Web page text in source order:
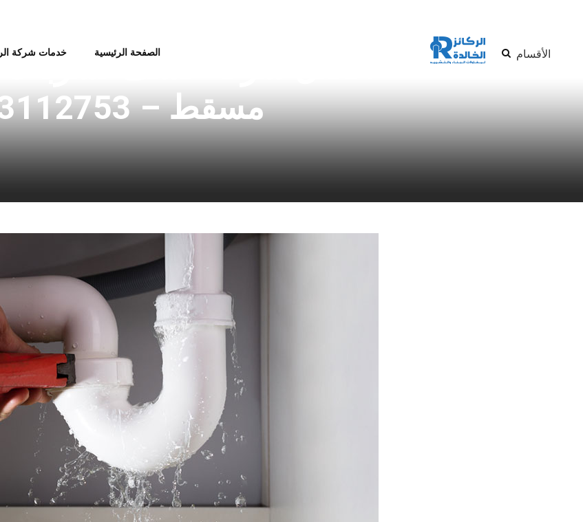
الأقسام الصفحة الرئيسية خدمات شركة
أفضل شركة كشف تسربات
مسقط – 93112753